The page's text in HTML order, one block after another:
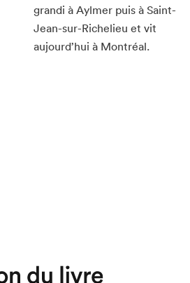
grandi à Aylmer puis à Saint-
Jean-sur-Richelieu et vit
aujourd’hui à Montréal.